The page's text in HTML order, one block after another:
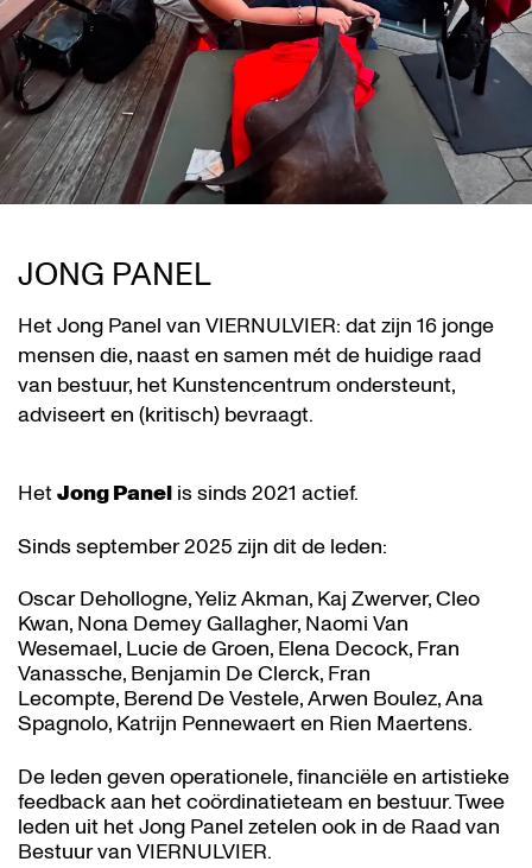
JONG PANEL
Het Jong Panel van VIERNULVIER: dat zijn 16 jonge
mensen die, naast en samen mét de huidige raad
van bestuur, het Kunstencentrum ondersteunt,
adviseert en (kritisch) bevraagt.
HetJong Panel is sinds 2021 actief.
Sinds september 2025 zijn dit de leden:
Oscar Dehollogne, Yeliz Akman, Kaj Zwerver, Cleo
Kwan, Nona Demey Gallagher, Naomi Van
Wesemael, Lucie de Groen, Elena Decock, Fran
Vanassche, Benjamin De Clerck, Fran
Lecompte, Berend De Vestele, Arwen Boulez, Ana
Spagnolo, Katrijn Pennewaert en Rien Maertens.
De leden geven operationele, financiële en artistieke
feedback aan het coördinatieteam en bestuur. Twee
leden uit het Jong Panel zetelen ook in de Raad van
Bestuur van VIERNULVIER.